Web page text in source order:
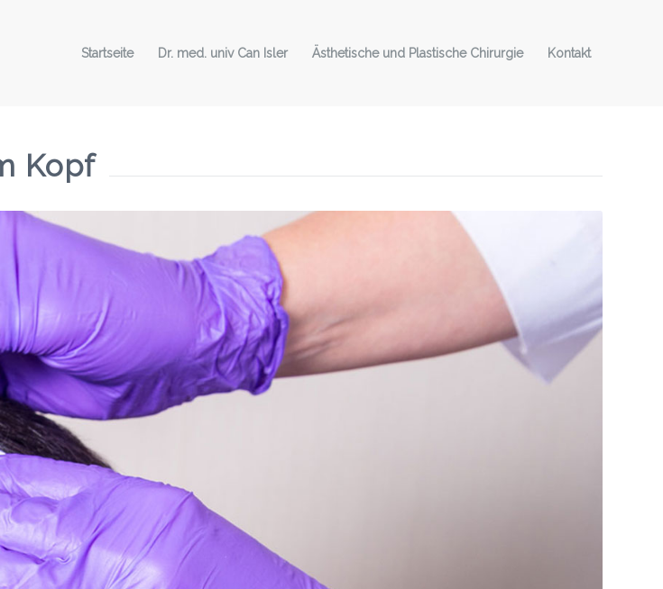
Startseite Dr. med. univ Can Isler Ästhetische und Plastische Chirurgie Kontakt
Kopf